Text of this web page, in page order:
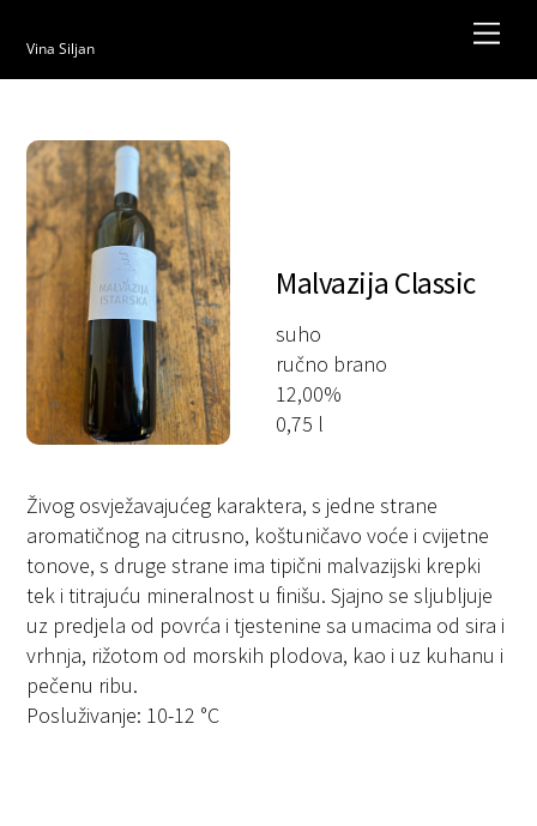
content
Vina Siljan
Malvazija Classic
suho
ručno brano
12,00%
0,75 l
Živog osvježavajućeg karaktera, s jedne strane
aromatičnog na citrusno, koštuničavo voće i cvijetne
tonove, s druge strane ima tipični malvazijski krepki
tek i titrajuću mineralnost u finišu. Sjajno se sljubljuje
uz predjela od povrća i tjestenine sa umacima od sira i
vrhnja, rižotom od morskih plodova, kao i uz kuhanu i
pečenu ribu.
Posluživanje: 10-12 °C